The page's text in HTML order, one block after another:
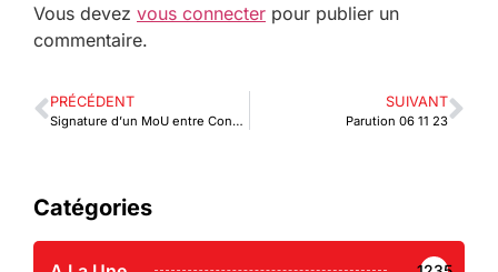
Vous devez vous connecter pour publier un
commentaire.
PRÉCÉDENT
Signature d’un MoU entre Convention on Business Integrity (CBi) et Maritimafrica
SUIVANT
Parution 06 11 23
Catégories